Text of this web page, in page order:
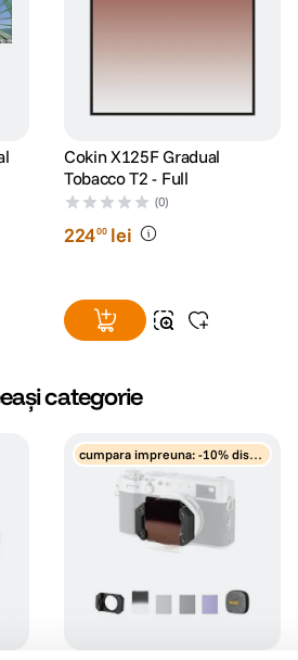
Cokin X125F Gradual
Tobacco T2 - Full
(0)
22400 lei
categorie
cumpara impreuna: -10% disco